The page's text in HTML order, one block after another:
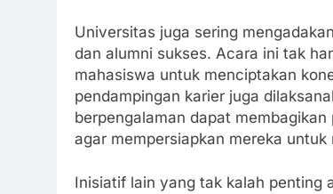
Universitas juga sering
dan alumni sukses. Acara ini tak
mahasiswa untuk menciptakan
pendampingan karier juga
berpengalaman dapat
agar mempersiapkan mereka
Inisiatif lain yang tak kalah penting